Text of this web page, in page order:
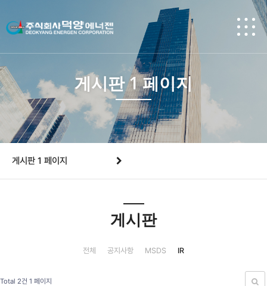
게시판 1 페이지
게시판 1 페이지
게시판
전체 공지사항 MSDS IR
Total 2건 1 페이지